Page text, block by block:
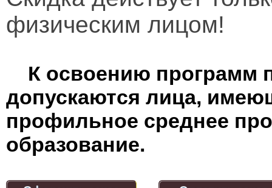
физическим лицом!
К освоению программ
допускаются лица,
профильное среднее
образование.